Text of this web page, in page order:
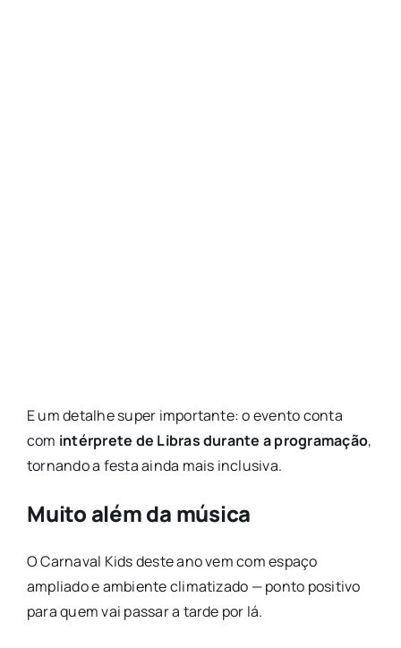
E um detalhe super importante: o evento conta
com intérprete de Libras durante a programação,
tornando a festa ainda mais inclusiva.
Muito além da música
O Carnaval Kids deste ano vem com espaço
ampliado e ambiente climatizado — ponto positivo
para quem vai passar a tarde por lá.